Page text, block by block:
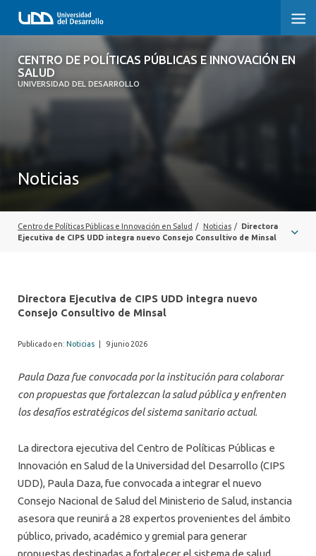
CENTRO DE POLÍTICAS PÚBLICAS E INNOVACIÓN EN
SALUD
UNIVERSIDAD DEL DESARROLLO
CENTRO DE POLÍTICAS PÚBLICAS E
INNOVACIÓN EN SALUD
QUIÉNES SOMOS
SEMINARIOS, CHARLAS U OTROS
COMUNIDAD CIPS
Noticias
Centro de Políticas Públicas e Innovación en Salud / Noticias / Directora
Ejecutiva de CIPS UDD integra nuevo Consejo Consultivo de Minsal
Directora Ejecutiva de CIPS UDD integra nuevo
Consejo Consultivo de Minsal
Publicado en: Noticias 9 junio 2026
Paula Daza fue convocada por la institución para colaborar
con propuestas que fortalezcan la salud pública y enfrenten
los desafíos estratégicos del sistema sanitario actual.
La directora ejecutiva del Centro de Políticas Públicas e
Innovación en Salud de la Universidad del Desarrollo (CIPS
UDD), Paula Daza, fue convocada a integrar el nuevo
Consejo Nacional de Salud del Ministerio de Salud, instancia
asesora que reunirá a 28 expertos provenientes del ámbito
público, privado, académico y gremial para generar